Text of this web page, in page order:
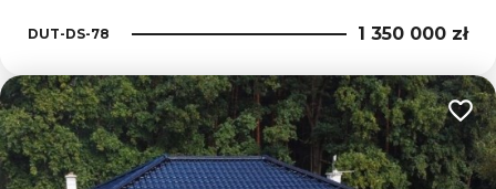
DUT-DS-78 1 350 000 zł